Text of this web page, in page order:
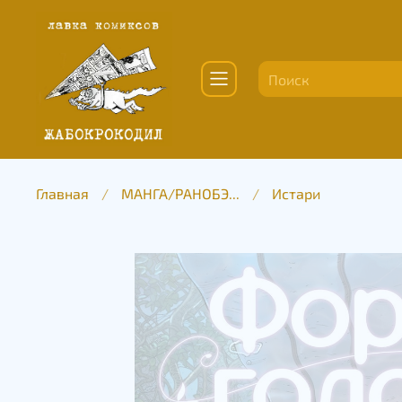
Главная МАНГА/РАНОБЭ... Истари